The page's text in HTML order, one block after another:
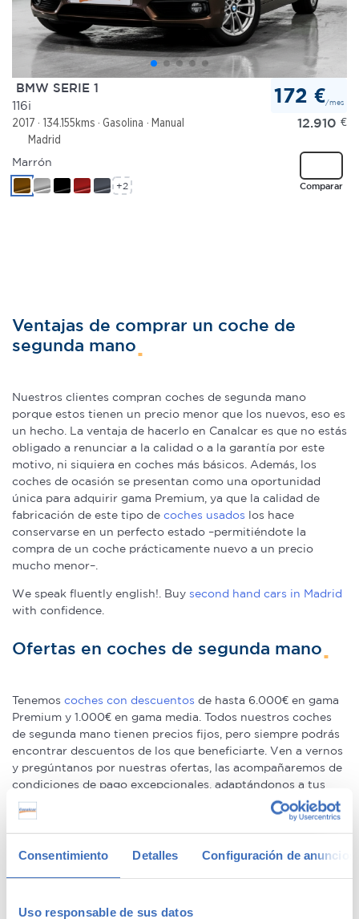
Consentimiento Detalles Configuración de anuncios
Uso responsable de sus datos
BMW SERIE 1
116i
2017 134.155kms Gasolina
Manual
Madrid
172 €/mes
12.910 €
Comparar
Marrón
+2
Ventajas de comprar un coche de
segunda mano
Nuestros clientes compran coches de segunda mano
porque estos tienen un precio menor que los nuevos, eso es
un hecho. La ventaja de hacerlo en Canalcar es que no estás
obligado a renunciar a la calidad o a la garantía por este
motivo, ni siquiera en coches más básicos. Además, los
coches de ocasión se presentan como una oportunidad
única para adquirir gama Premium, ya que la calidad de
fabricación de este tipo de coches usados los hace
conservarse en un perfecto estado –permitiéndote la
compra de un coche prácticamente nuevo a un precio
mucho menor–.
We speak fluently english!. Buy second hand cars in Madrid
with confidence.
Ofertas en coches de segunda mano
Tenemos coches con descuentos de hasta 6.000€ en gama
Premium y 1.000€ en gama media. Todos nuestros coches
de segunda mano tienen precios fijos, pero siempre podrás
encontrar descuentos de los que beneficiarte. Ven a vernos
y pregúntanos por nuestras ofertas, las acompañaremos de
condiciones de pago excepcionales, adaptándonos a tus
necesidades. Además, aceptamos tu coche a cambio.
Coches de ocasión con garantía
mayor calidad, ya que nuestros vehículos pasan el más